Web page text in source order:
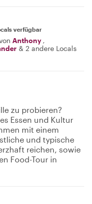
verfügbar
Anthony ,
& 2 andere Locals
zu probieren?
Essen und Kultur
mit einem
und typische
reichen, sowie
Food-Tour in